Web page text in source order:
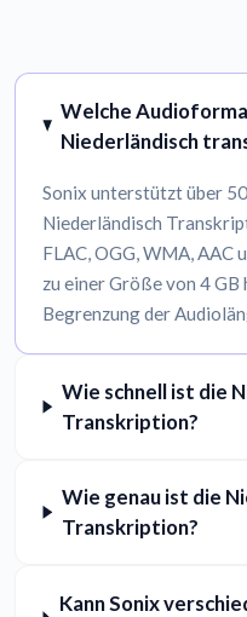
Welche
Niederländisch
Sonix unterstützt über
Niederländisch
FLAC, OGG, WMA, AAC
zu einer Größe von 4 GB
Begrenzung der
Wie schnell ist die
Transkription?
Wie genau ist die
Transkription?
Kann Sonix